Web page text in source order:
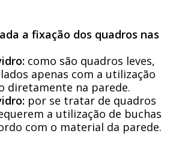
a fixação dos quadros nas
como são quadros leves,
apenas com a utilização
diretamente na parede.
por se tratar de quadros
a utilização de buchas
com o material da parede.